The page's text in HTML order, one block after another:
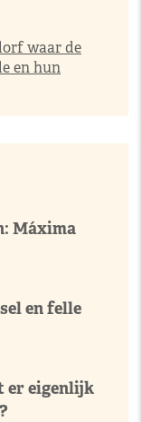
waar de
en hun
Máxima
en felle
er eigenlijk